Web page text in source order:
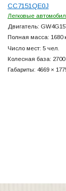
CC7151QE0J
Легковые
Двигатель:
Полная масса: 1680
Число мест: 5 чел.
Колесная база:
Габариты: 4669 ×